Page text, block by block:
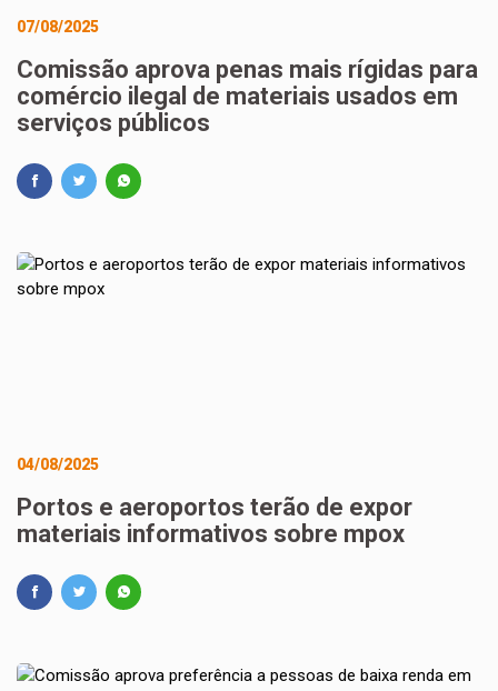
07/08/2025
Comissão aprova penas mais rígidas para
comércio ilegal de materiais usados em
serviços públicos
04/08/2025
Portos e aeroportos terão de expor
materiais informativos sobre mpox